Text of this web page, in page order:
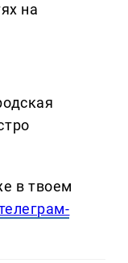
на
в твоем